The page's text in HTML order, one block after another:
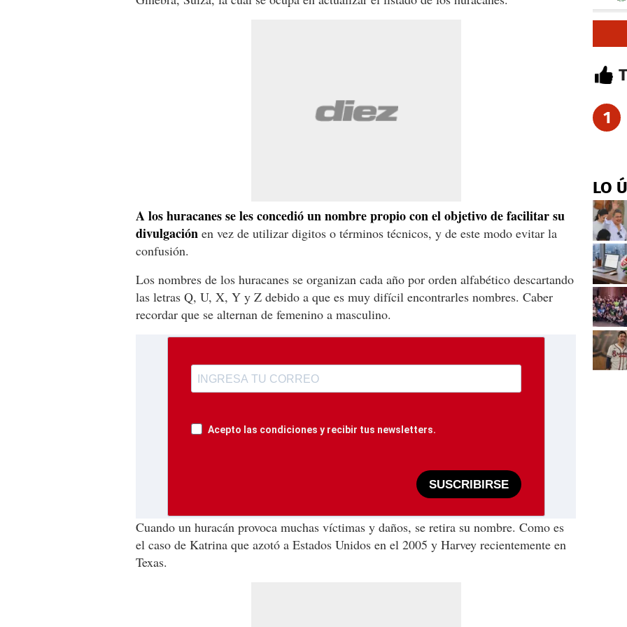
A los huracanes se les concedió un nombre propio con el objetivo de facilitar su
divulgación en vez de utilizar digitos o términos técnicos, y de este modo evitar la
confusión.
Los nombres de los huracanes se organizan cada año por orden alfabético descartando
las letras Q, U, X, Y y Z debido a que es muy difícil encontrarles nombres. Caber
recordar que se alternan de femenino a masculino.
Acepto las condiciones y recibir tus newsletters.
SUSCRIBIRSE
Cuando un huracán provoca muchas víctimas y daños, se retira su nombre. Como es
el caso de Katrina que azotó a Estados Unidos en el 2005 y Harvey recientemente en
Texas.
1
LO